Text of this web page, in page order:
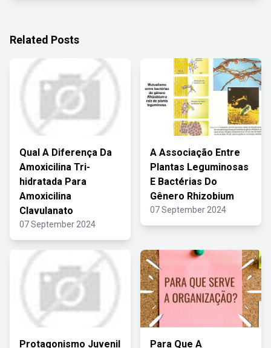
Related Posts
Qual A Diferença Da
Amoxicilina Tri-
hidratada Para
Amoxicilina
Clavulanato
07 September 2024
A Associação Entre
Plantas Leguminosas
E Bactérias Do
Gênero Rhizobium
07 September 2024
Protagonismo Juvenil Para Que A